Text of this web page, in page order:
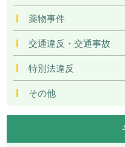
薬物事件
交通違反・交通事故
特別法違反
その他